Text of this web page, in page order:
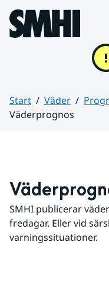
Hoppa till sidans innehåll
Start Väder
Väderprognos
SMHI publicerar
fredagar. Eller vid
varningssituationer.